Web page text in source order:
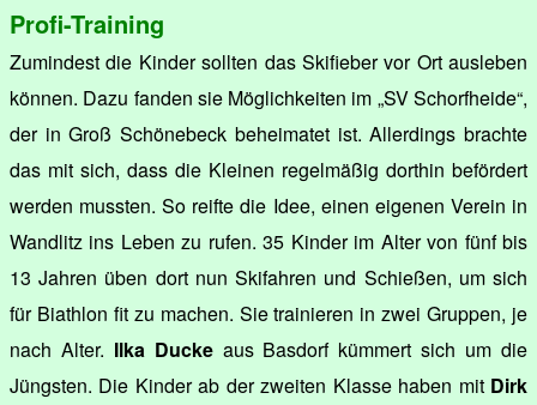
Profi-Training
Zumindest die Kinder sollten das Skifieber vor Ort ausleben
können. Dazu fanden sie Möglichkeiten im „SV Schorfheide“,
der in Groß Schönebeck beheimatet ist. Allerdings brachte
das mit sich, dass die Kleinen regelmäßig dorthin befördert
werden mussten. So reifte die Idee, einen eigenen Verein in
Wandlitz ins Leben zu rufen. 35 Kinder im Alter von fünf bis
13 Jahren üben dort nun Skifahren und Schießen, um sich
für Biathlon fit zu machen. Sie trainieren in zwei Gruppen, je
nach Alter. Ilka Duckeaus Basdorf kümmert sich um die
Jüngsten. Die Kinder ab der zweiten Klasse haben mit Dirk